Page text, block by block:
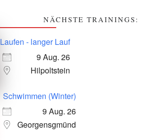
NÄCHSTE TRAININGS:
Laufen - langer Lauf
9 Aug. 26
Hilpoltstein
Schwimmen (Winter)
9 Aug. 26
Georgensgmünd